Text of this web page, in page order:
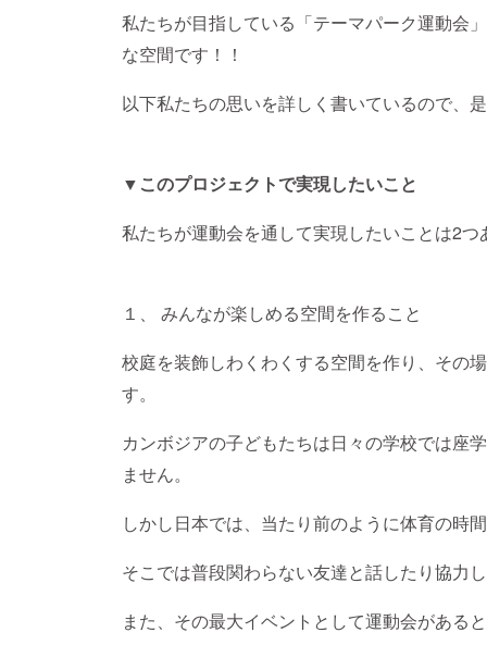
私たちが目指している「テーマパーク運動会
な空間です！！
以下私たちの思いを詳しく書いているので、
▼このプロジェクトで実現したいこと
私たちが運動会を通して実現したいことは2つ
１、 みんなが楽しめる空間を作ること
校庭を装飾しわくわくする空間を作り、その
す。
カンボジアの子どもたちは日々の学校では座
ません。
しかし日本では、当たり前のように体育の時
そこでは普段関わらない友達と話したり協力
また、その最大イベントとして運動会がある